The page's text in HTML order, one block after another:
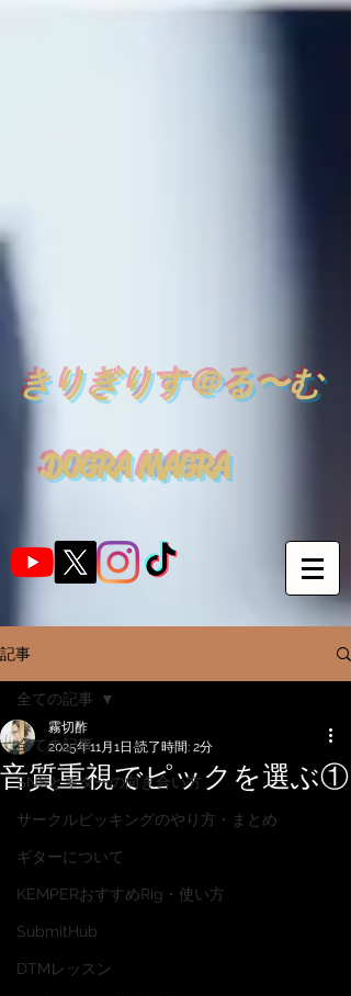
きりぎりす＠る〜む
DOGRA MAGRA
記事
全ての記事
SNSとギターの向き合い方
サークルピッキングのやり方・まとめ
ギターについて
KEMPERおすすめRig・使い方
SubmitHub
DTMレッスン
全ての記事
音質重視でピックを選ぶ①
霧切酢
2025年11月1日 読了時間: 2分